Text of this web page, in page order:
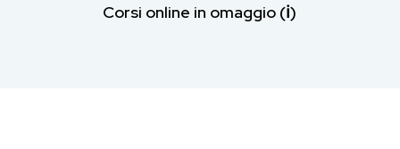
Corsi online in omaggio (ℹ︎)